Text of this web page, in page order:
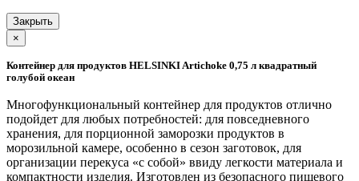
Закрыть
×
Контейнер для продуктов HELSINKI Artichoke 0,75 л квадратный
голубой океан
Многофункциональный контейнер для продуктов отлично
подойдет для любых потребностей: для повседневного
хранения, для порционной заморозки продуктов в
морозильной камере, особенно в сезон заготовок, для
организации перекуса «с собой» ввиду легкости материала и
компактности изделия. Изготовлен из безопасного пищевого